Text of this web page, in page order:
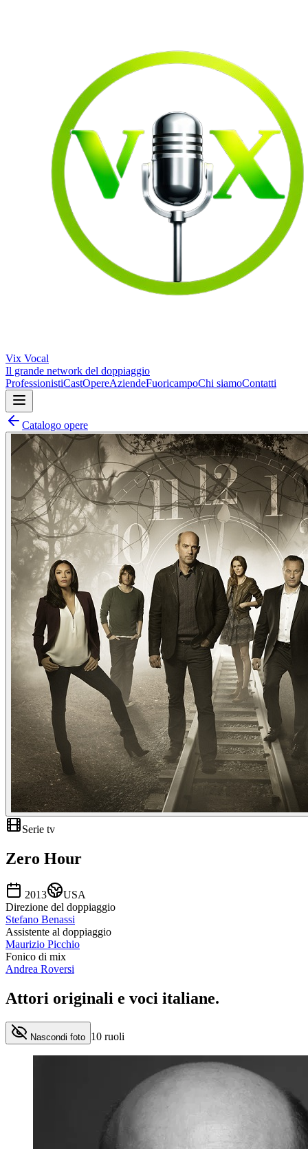
Vix Vocal
Il grande network del doppiaggio
ProfessionistiCastOpereAziendeFuoricampoChi siamoContatti
Catalogo opere
Serie tv
Zero Hour
2013
USA
Direzione del doppiaggio
Stefano Benassi
Assistente al doppiaggio
Maurizio Picchio
Fonico di mix
Andrea Roversi
Attori originali e voci italiane.
Nascondi foto 10 ruoli